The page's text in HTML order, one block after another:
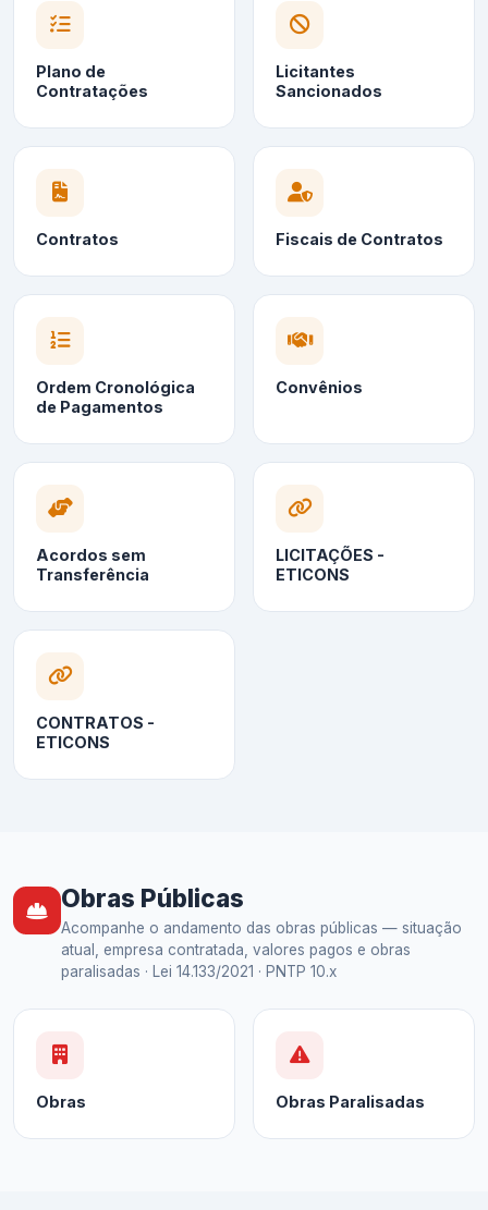
Plano de
Contratações
Licitantes
Sancionados
Contratos Fiscais de Contratos
Ordem Cronológica
de Pagamentos
Convênios
Acordos sem
Transferência
LICITAÇÕES -
ETICONS
CONTRATOS -
ETICONS
Obras Públicas
Acompanhe o andamento das obras públicas — situação
atual, empresa contratada, valores pagos e obras
paralisadas · Lei 14.133/2021 · PNTP 10.x
Obras Obras Paralisadas